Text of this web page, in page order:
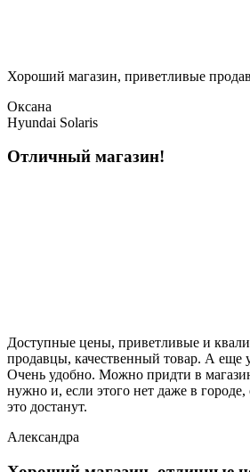
Хороший магазин, приветливые
Оксана
Hyundai Solaris
Отличный магазин!
Доступные цены, приветливые и
продавцы, качественный товар. А еще у
Очень удобно. Можно придти в
нужно и, если этого нет даже в городе,
это достанут.
Александра